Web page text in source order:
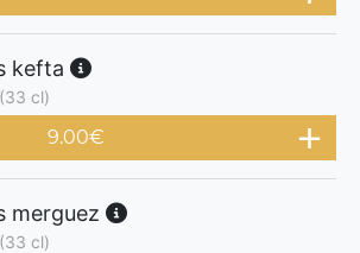
kefta
cl)
9.00€
merguez
cl)